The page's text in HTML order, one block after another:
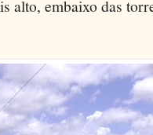
alto, embaixo das